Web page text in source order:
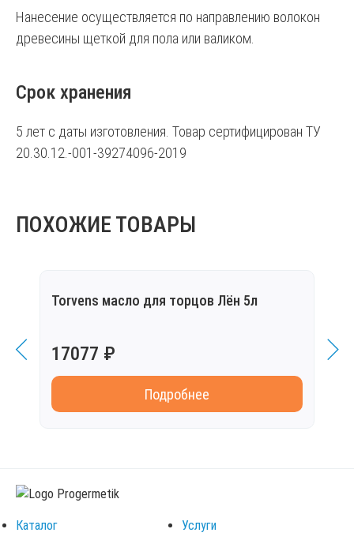
Нанесение осуществляется по направлению волокон
древесины щеткой для пола или валиком.
Срок хранения
5 лет с даты изготовления. Товар сертифицирован ТУ
20.30.12.-001-39274096-2019
ПОХОЖИЕ ТОВАРЫ
Torvens масло для торцов Лён 5л
17077 ₽
Подробнее
Каталог Услуги